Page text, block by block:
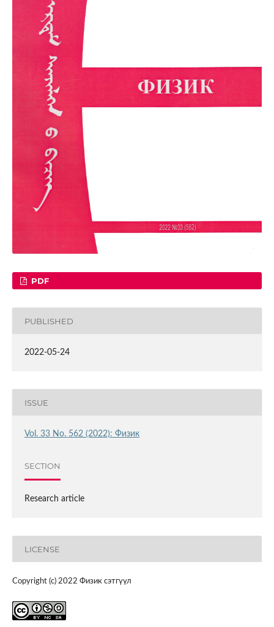
PDF
PUBLISHED
2022-05-24
ISSUE
Vol. 33 No. 562 (2022): Физик
SECTION
Research article
LICENSE
Copyright (c) 2022 Физик сэтгүүл